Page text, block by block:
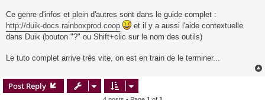
Ce genre d'infos et plein d'autres sont dans le guide complet :
http://duik-docs.rainboxprod.coop
et il y a aussi l'aide contextuelle
dans Duik (bouton "?" ou Shift+clic sur le nom des outils)
Le tuto complet arrive très vite, on est en train de le terminer...
Post Reply